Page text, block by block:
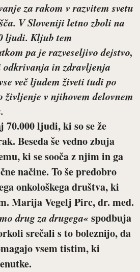
za rakom v razvitem svetu
V Sloveniji letno zboli na
ljudi. Kljub tem
pa je razveseljivo dejstvo,
odkrivanja in zdravljenja
več ljudem živeti tudi po
življenje v njihovem delovnem
ljudi, ki so se že
Beseda še vedno zbuja
ki se sooča z njim in ga
načine. To še predobro
onkološkega društva, ki
Marija Vegelj Pirc, dr. med.
drug za drugega«spodbuja
srečali s to boleznijo, da
vsem tistim, ki